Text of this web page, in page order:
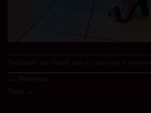
Trackbacks are closed, but you can post a comment
←
Previous
→